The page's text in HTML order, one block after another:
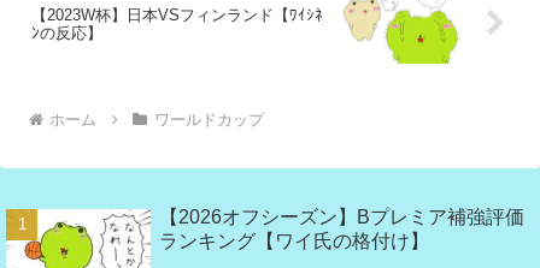
【2023W杯】日本VSフィンランド【ﾜｲｼﾈ
ﾝの反応】
ホーム ワールドカップ
【2026オフシーズン】Bプレミア補強評価
ランキング【ワイ氏の格付け】